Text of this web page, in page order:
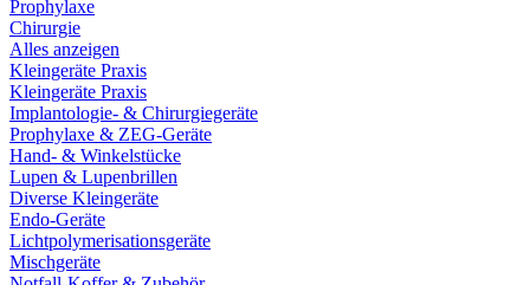
Prophylaxe
Chirurgie
Alles anzeigen
Kleingeräte Praxis
Kleingeräte Praxis
Implantologie- & Chirurgiegeräte
Prophylaxe & ZEG-Geräte
Hand- & Winkelstücke
Lupen & Lupenbrillen
Diverse Kleingeräte
Endo-Geräte
Lichtpolymerisationsgeräte
Mischgeräte